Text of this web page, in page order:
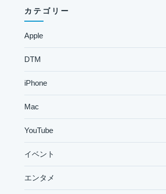
カテゴリー
Apple
DTM
iPhone
Mac
YouTube
イベント
エンタメ